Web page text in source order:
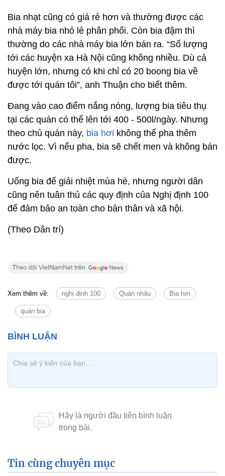
Bia nhạt cũng có giá rẻ hơn và thường được các
nhà máy bia nhỏ lẻ phân phối. Còn bia đậm thì
thường do các nhà máy bia lớn bán ra. “Số lượng
tới các huyện xa Hà Nội cũng không nhiều. Dù cả
huyện lớn, nhưng có khi chỉ có 20 boong bia về
được tới quán tôi”, anh Thuận cho biết thêm.
Đang vào cao điểm nắng nóng, lượng bia tiêu thụ
tại các quán có thể lên tới 400 - 500l/ngày. Nhưng
theo chủ quán này, bia hơi không thể pha thêm
nước lọc. Vì nếu pha, bia sẽ chết men và không bán
được.
Uống bia để giải nhiệt mùa hè, nhưng người dân
cũng nên tuân thủ các quy định của Nghị định 100
để đảm bảo an toàn cho bản thân và xã hội.
(Theo Dân trí)
Xem thêm về: nghị định 100 Quán nhậu Bia hơi
quán bia
Tin cùng chuyên mục